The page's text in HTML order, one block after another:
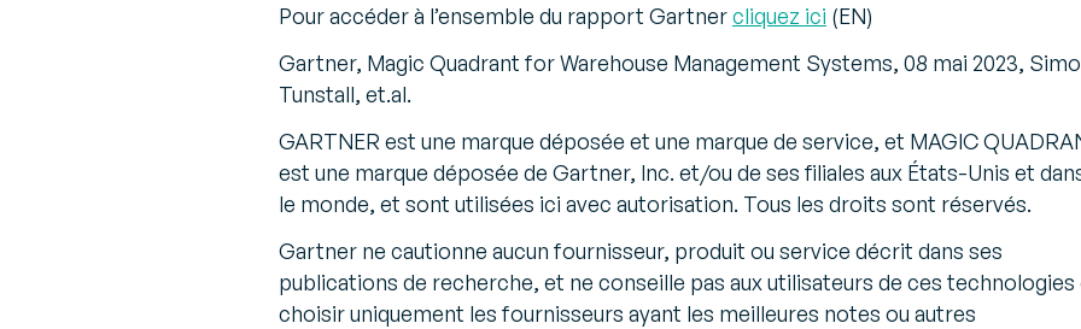
Pour accéder à l’ensemble du rapport Gartnercliquez ici (EN)
Gartner, Magic Quadrant for Warehouse Management Systems, 08 mai 2023,
Tunstall, et.al.
GARTNER est une marque déposée et une marque de service, et MAGIC
est une marque déposée de Gartner, Inc. et/ou de ses filiales aux États-Unis et
le monde, et sont utilisées ici avec autorisation. Tous les droits sont réservés.
Gartner ne cautionne aucun fournisseur, produit ou service décrit dans ses
publications de recherche, et ne conseille pas aux utilisateurs de ces technologies
choisir uniquement les fournisseurs ayant les meilleures notes ou autres